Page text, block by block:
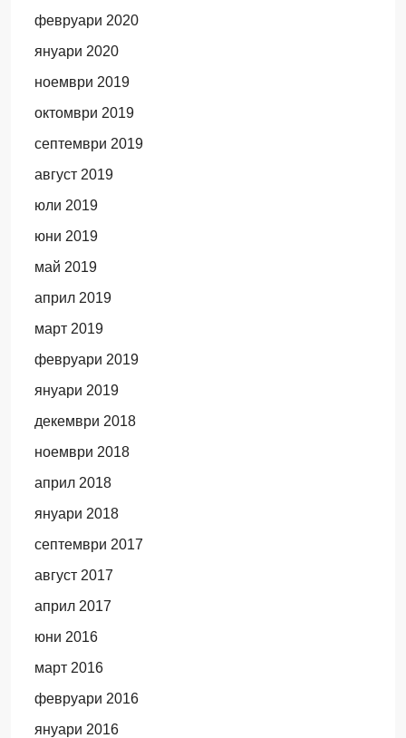
февруари 2020
януари 2020
ноември 2019
октомври 2019
септември 2019
август 2019
юли 2019
юни 2019
май 2019
април 2019
март 2019
февруари 2019
януари 2019
декември 2018
ноември 2018
април 2018
януари 2018
септември 2017
август 2017
април 2017
юни 2016
март 2016
февруари 2016
януари 2016